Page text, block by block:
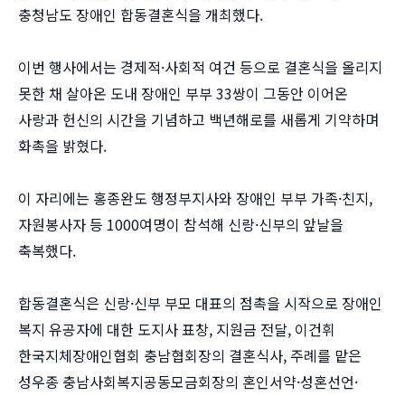
충청남도 장애인 합동결혼식을 개최했다.
이번 행사에서는 경제적·사회적 여건 등으로 결혼식을 올리지
못한 채 살아온 도내 장애인 부부 33쌍이 그동안 이어온
사랑과 헌신의 시간을 기념하고 백년해로를 새롭게 기약하며
화촉을 밝혔다.
이 자리에는 홍종완도 행정부지사와 장애인 부부 가족·친지,
자원봉사자 등 1000여명이 참석해 신랑·신부의 앞날을
축복했다.
합동결혼식은 신랑·신부 부모 대표의 점촉을 시작으로 장애인
복지 유공자에 대한 도지사 표창, 지원금 전달, 이건휘
한국지체장애인협회 충남협회장의 결혼식사, 주례를 맡은
성우종 충남사회복지공동모금회장의 혼인서약·성혼선언·